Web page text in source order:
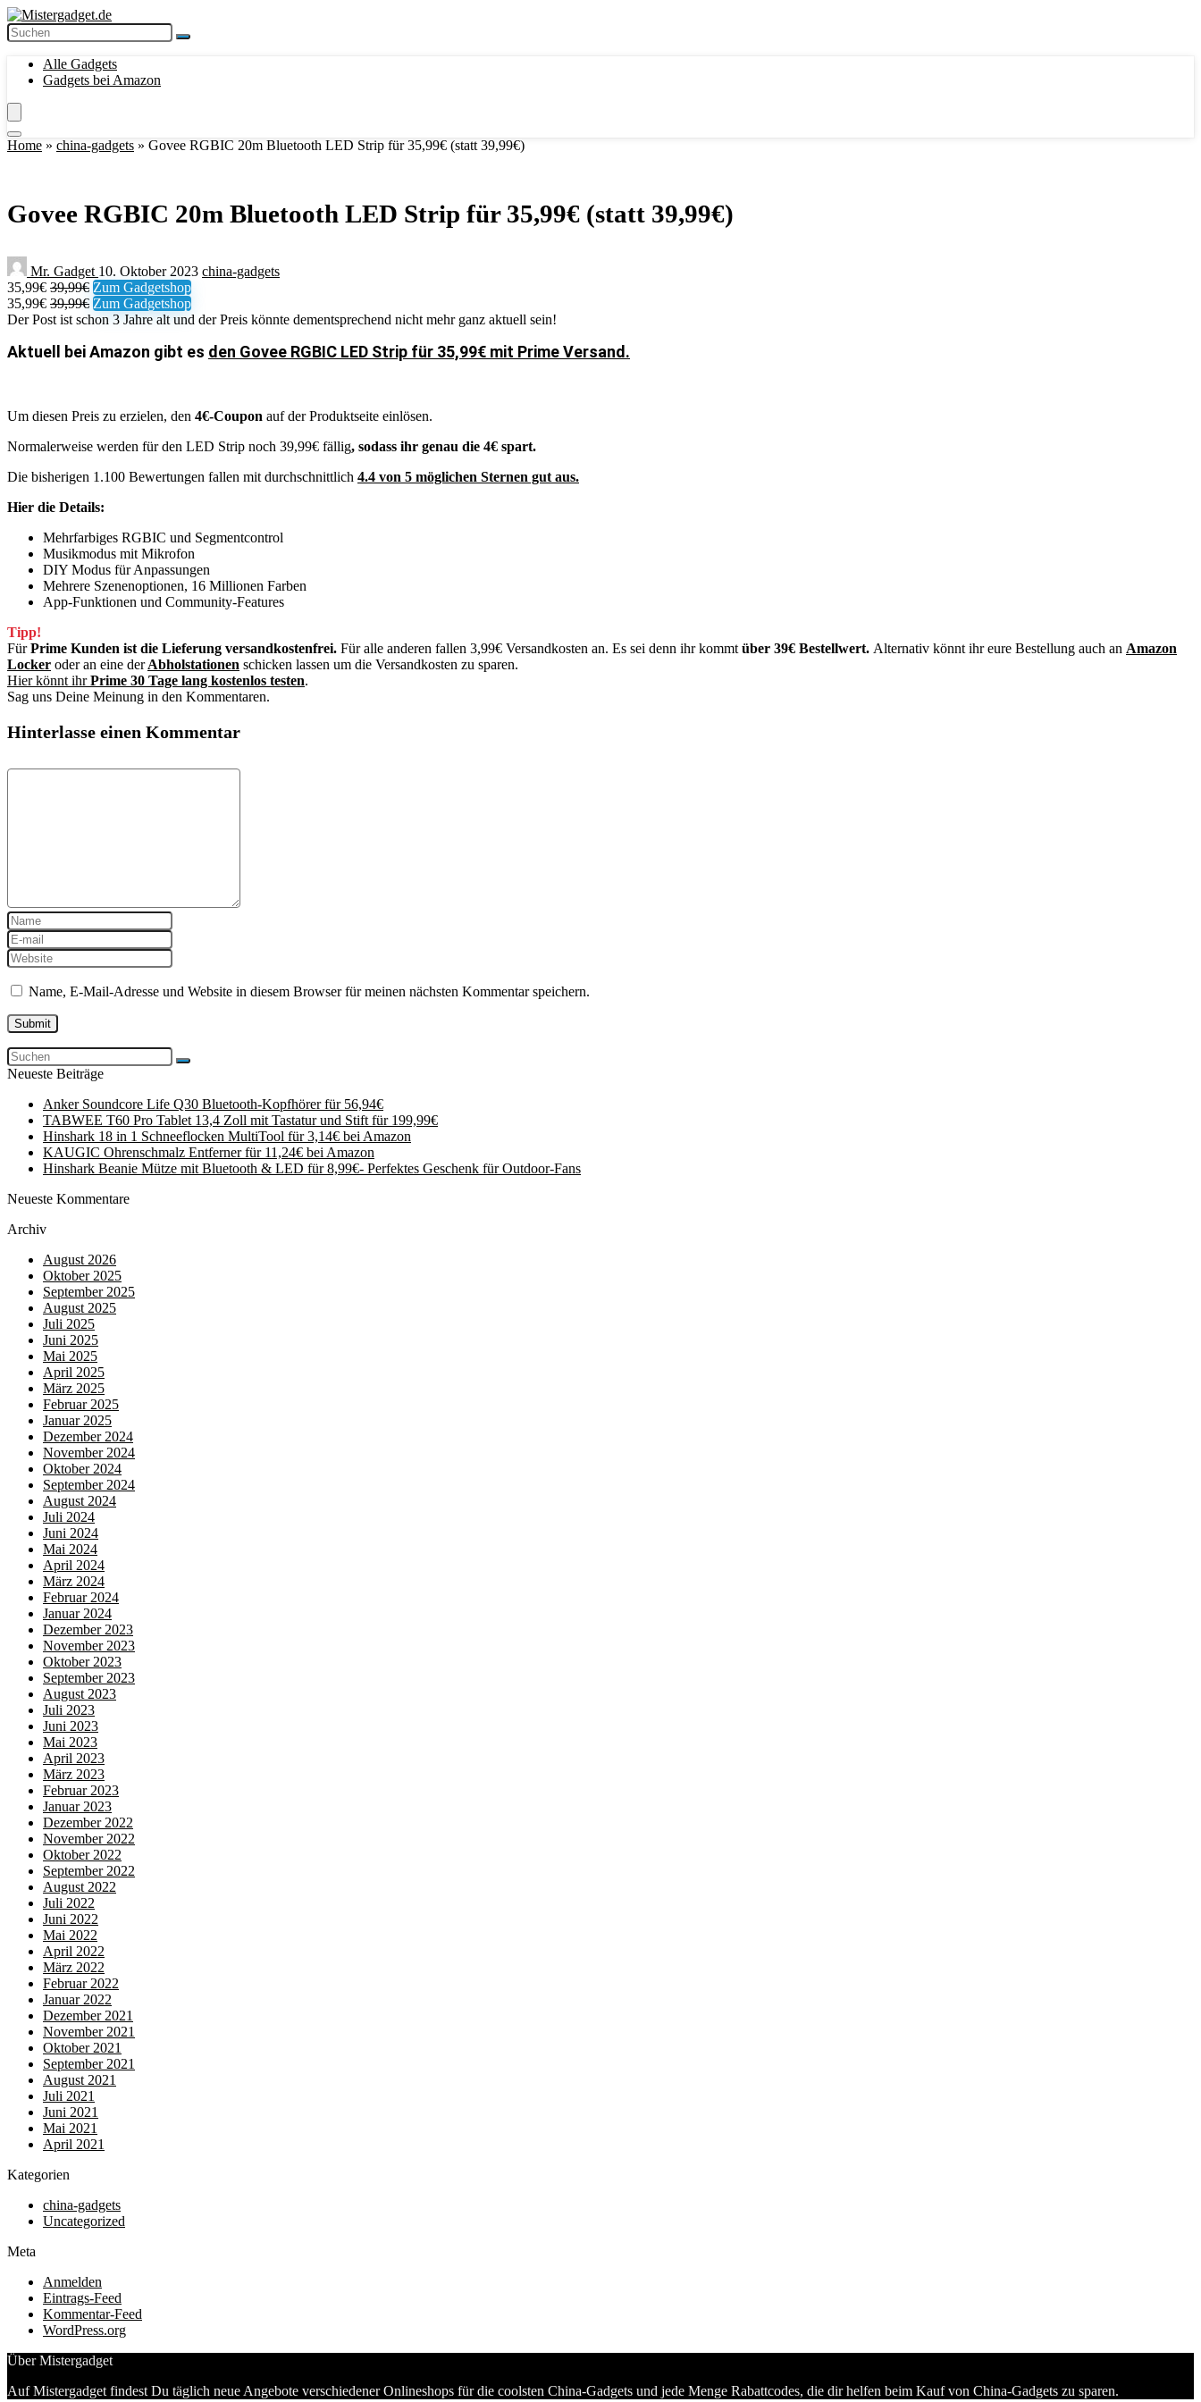
Alle Gadgets
Gadgets bei Amazon
Home » china-gadgets » Govee RGBIC 20m Bluetooth LED Strip für 35,99€ (statt 39,99€)
Govee RGBIC 20m Bluetooth LED Strip für 35,99€ (statt 39,99€)
Mr. Gadget 10. Oktober 2023 china-gadgets
35,99€ 39,99€ Zum Gadgetshop
35,99€ 39,99€ Zum Gadgetshop
Der Post ist schon 3 Jahre alt und der Preis könnte dementsprechend nicht mehr ganz aktuell sein!
Aktuell bei Amazon gibt es den Govee RGBIC LED Strip für 35,99€ mit Prime Versand.
Um diesen Preis zu erzielen, den 4€-Coupon auf der Produktseite einlösen.
Normalerweise werden für den LED Strip noch 39,99€ fällig, sodass ihr genau die 4€ spart.
Die bisherigen 1.100 Bewertungen fallen mit durchschnittlich 4.4 von 5 möglichen Sternen gut aus.
Hier die Details:
Mehrfarbiges RGBIC und Segmentcontrol
Musikmodus mit Mikrofon
DIY Modus für Anpassungen
Mehrere Szenenoptionen, 16 Millionen Farben
App-Funktionen und Community-Features
Tipp!
FürPrime Kunden ist die Lieferung versandkostenfrei. Für alle anderen fallen 3,99€ Versandkosten an. Es sei denn ihr kommt über 39€ Bestellwert. Alternativ könnt ihr eure Bestellung auch an Amazon
Locker oder an eine der Abholstationen schicken lassen um die Versandkosten zu sparen.
Hier könnt ihrPrime 30 Tage lang kostenlos testen.
Sag uns Deine Meinung in den Kommentaren.
Hinterlasse einen Kommentar
Name, E-Mail-Adresse und Website in diesem Browser für meinen nächsten Kommentar speichern.
Neueste Beiträge
Anker Soundcore Life Q30 Bluetooth-Kopfhörer für 56,94€
TABWEE T60 Pro Tablet 13,4 Zoll mit Tastatur und Stift für 199,99€
Hinshark 18 in 1 Schneeflocken MultiTool für 3,14€ bei Amazon
KAUGIC Ohrenschmalz Entferner für 11,24€ bei Amazon
Hinshark Beanie Mütze mit Bluetooth & LED für 8,99€- Perfektes Geschenk für Outdoor-Fans
Neueste Kommentare
Archiv
August 2026
Oktober 2025
September 2025
August 2025
Juli 2025
Juni 2025
Mai 2025
April 2025
März 2025
Februar 2025
Januar 2025
Dezember 2024
November 2024
Oktober 2024
September 2024
August 2024
Juli 2024
Juni 2024
Mai 2024
April 2024
März 2024
Februar 2024
Januar 2024
Dezember 2023
November 2023
Oktober 2023
September 2023
August 2023
Juli 2023
Juni 2023
Mai 2023
April 2023
März 2023
Februar 2023
Januar 2023
Dezember 2022
November 2022
Oktober 2022
September 2022
August 2022
Juli 2022
Juni 2022
Mai 2022
April 2022
März 2022
Februar 2022
Januar 2022
Dezember 2021
November 2021
Oktober 2021
September 2021
August 2021
Juli 2021
Juni 2021
Mai 2021
April 2021
Kategorien
china-gadgets
Uncategorized
Meta
Anmelden
Eintrags-Feed
Kommentar-Feed
WordPress.org
Über Mistergadget
Auf Mistergadget findest Du täglich neue Angebote verschiedener Onlineshops für die coolsten China-Gadgets und jede Menge Rabattcodes, die dir helfen beim Kauf von China-Gadgets zu sparen.